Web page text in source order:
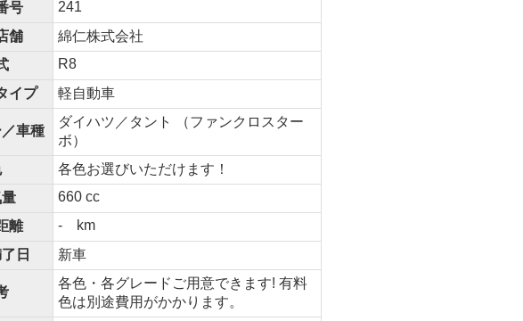
号
241
舗
綿仁株式会社
R8
イプ
軽自動車
車種
ダイハツ／タント （ファンクロスター
ボ）
各色お選びいただけます！
660 cc
離
- km
日
新車
各色・各グレードご用意できます! 有料
色は別途費用がかかります。